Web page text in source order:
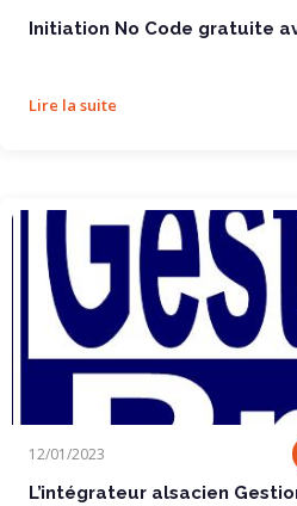
Initiation No Code gratuite
Lire la suite
12/01/2023
L’intégrateur alsacien